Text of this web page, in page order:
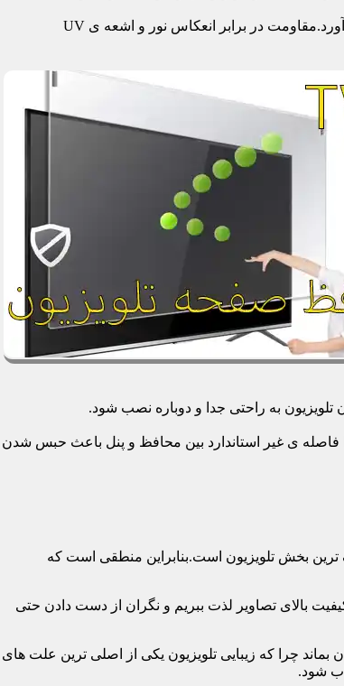
جدا از محافظت از نمایشگر توسط این محصول،همچنین به عنوان فیلتر در برابر 96٪ تا 99٪ اشعه ماوراء بنفش از چشم و پوست محافظت به عمل می آورد.مقاومت در برابر انعکاس نور و اشعه ی UV
به راحتی جدا و دوباره نصب شود.
فاصله ی غیر استاندارد بین محافظ و پنل باعث حبس شدن
ترین بخش تلویزیون است.بنابراین منطقی است که
بالای تصاویر لذت ببریم و نگران از دست دادن حتی
چرا که زیبایی تلویزیون یکی از اصلی ترین علت های
شود.